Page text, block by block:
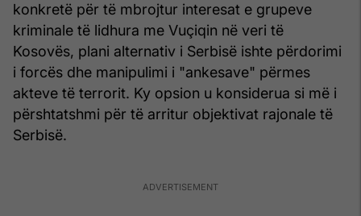
konkretë për të mbrojtur interesat e grupeve
kriminale të lidhura me Vuçiqin në veri të
Kosovës, plani alternativ i Serbisë ishte përdorimi
i forcës dhe manipulimi i "ankesave" përmes
akteve të terrorit. Ky opsion u konsiderua si më i
përshtatshmi për të arritur objektivat rajonale të
Serbisë.